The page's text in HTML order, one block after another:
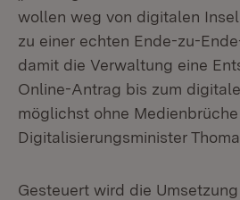
wollen weg von digitalen
zu einer echten Ende-zu-
damit die Verwaltung eine
Online-Antrag bis zum
möglichst ohne
Digitalisierungsminister
Gesteuert wird die